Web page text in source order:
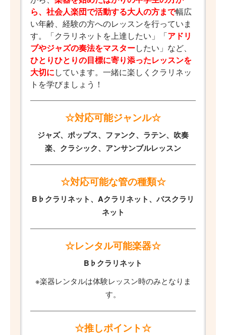
ら、社会人楽団で活動する大人の方まで幅広
い年齢、経験の方へのレッスンを行っていま
す。「クラリネットを上達したい」「アドリ
ブやジャズの奏法をマスターしたい」など、
ひとりひとりの目標に寄り添ったレッスンを
大切にしています。一緒に楽しくクラリネッ
トを学びましょう！
☆対応可能ジャンル☆
ジャズ、ポップス、ファンク、ラテン、吹奏
楽、クラシック、アンサンブルレッスン
☆対応可能な管の種類☆
B♭クラリネット、Aクラリネット、バスクラリ
ネット
☆レンタル可能楽器☆
B♭クラリネット
※楽器レンタルは体験レッスン時のみとなりま
す。
☆推しポイント☆